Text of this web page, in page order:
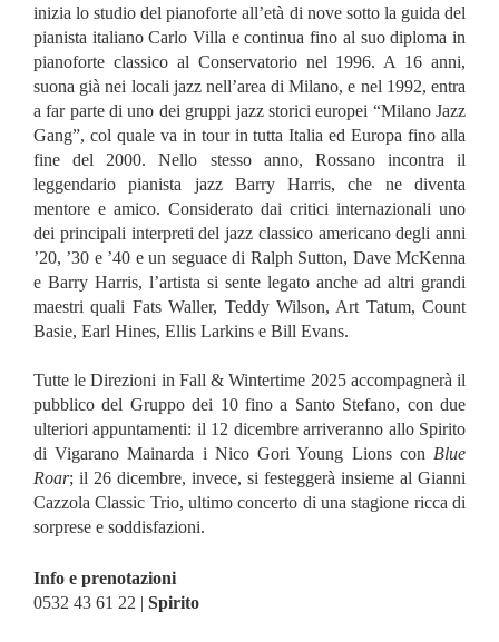
inizia lo studio del pianoforte all’età di nove sotto la guida del
pianista italiano Carlo Villa e continua fino al suo diploma in
pianoforte classico al Conservatorio nel 1996. A 16 anni,
suona già nei locali jazz nell’area di Milano, e nel 1992, entra
a far parte di uno dei gruppi jazz storici europei “Milano Jazz
Gang”, col quale va in tour in tutta Italia ed Europa fino alla
fine del 2000. Nello stesso anno, Rossano incontra il
leggendario pianista jazz Barry Harris, che ne diventa
mentore e amico. Considerato dai critici internazionali uno
dei principali interpreti del jazz classico americano degli anni
’20, ’30 e ’40 e un seguace di Ralph Sutton, Dave McKenna
e Barry Harris, l’artista si sente legato anche ad altri grandi
maestri quali Fats Waller, Teddy Wilson, Art Tatum, Count
Basie, Earl Hines, Ellis Larkins e Bill Evans.
Tutte le Direzioni in Fall & Wintertime 2025 accompagnerà il
pubblico del Gruppo dei 10 fino a Santo Stefano, con due
ulteriori appuntamenti: il 12 dicembre arriveranno allo Spirito
di Vigarano Mainarda i Nico Gori Young Lions con Blue
Roar; il 26 dicembre, invece, si festeggerà insieme al Gianni
Cazzola Classic Trio, ultimo concerto di una stagione ricca di
sorprese e soddisfazioni.
Info e prenotazioni
0532 43 61 22 | Spirito